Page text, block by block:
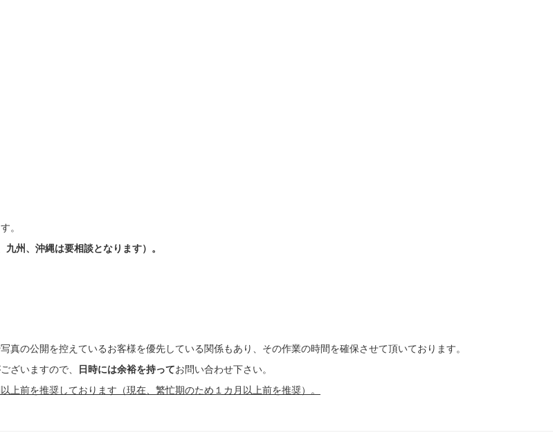
。
州、沖縄は要相談となります）。
の公開を控えているお客様を優先している関係もあり、その作業の時間を確保させて頂いております。
ざいますので、
日時には余裕を持ってお問い合わせ下さい。
前を推奨しております（現在、繁忙期のため１カ月以上前を推奨）。